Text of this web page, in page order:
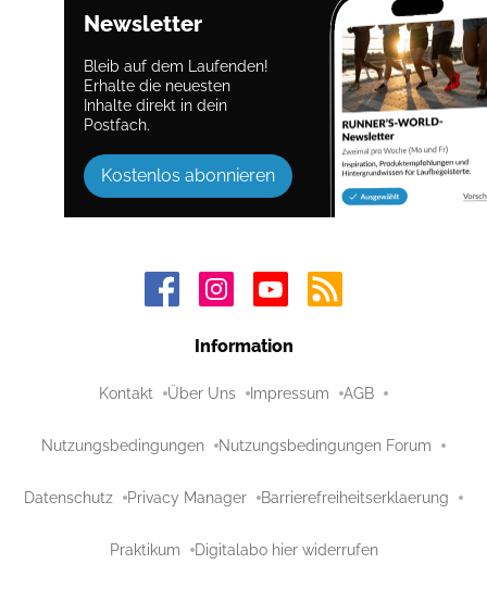
Newsletter
Bleib auf dem Laufenden!
Erhalte die neuesten
Inhalte direkt in dein
Postfach.
Kostenlos abonnieren
Information
Kontakt Über Uns Impressum AGB
Nutzungsbedingungen Nutzungsbedingungen Forum
Datenschutz Privacy Manager Barrierefreiheitserklaerung
Praktikum Digitalabo hier widerrufen